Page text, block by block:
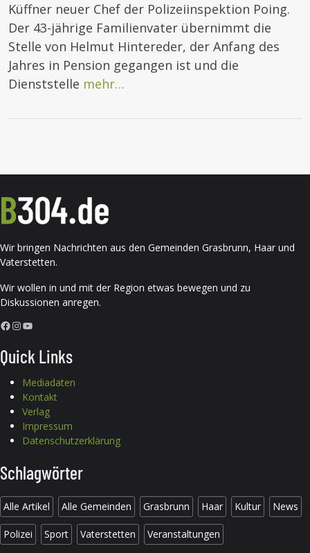
Küffner neuer Chef der Polizeiinspektion Poing.
Der 43-jährige Familienvater übernimmt die
Stelle von Helmut Hintereder, der Anfang des
Jahres in Pension gegangen ist und die
Dienststelle mehr…
Wir bringen Nachrichten aus den Gemeinden Grasbrunn, Haar und
Vaterstetten.
Wir wollen in und mit der Region etwas bewegen und zu
Diskussionen anregen.
Facebook InstagramYouTube
Quick Links
Mediadaten
Kontakt
Verlag
Impressum
Datenschutzerklärung
Schlagwörter
Alle Artikel Alle Gemeinden Grasbrunn Haar Kultur News
Polizei Sport Vaterstetten Veranstaltungen